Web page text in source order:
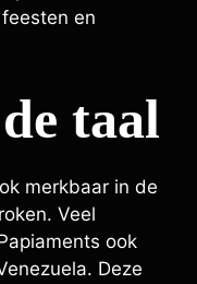
en
taal
merkbaar in de
Veel
ook
Deze